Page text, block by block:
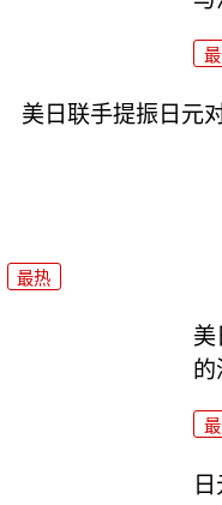
美日联手提振日元
最热
美
的